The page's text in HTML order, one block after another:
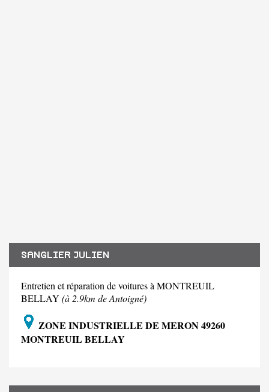
SANGLIER JULIEN
Entretien et réparation de voitures à MONTREUIL
BELLAY (à 2.9km de Antoigné)
ZONE INDUSTRIELLE DE MERON 49260
MONTREUIL BELLAY